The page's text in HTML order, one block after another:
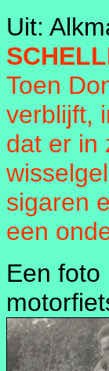
Uit:
Toen
verblijft,
dat er in
sigaren
een
Een foto